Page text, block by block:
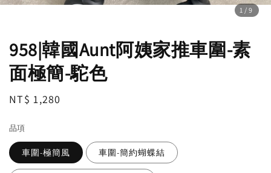
1 /9
958|韓國Aunt阿姨家推車圍-素
面極簡-駝色
Regular
NT$ 1,280
品項
車圍-極簡風 車圍-簡約蝴蝶結